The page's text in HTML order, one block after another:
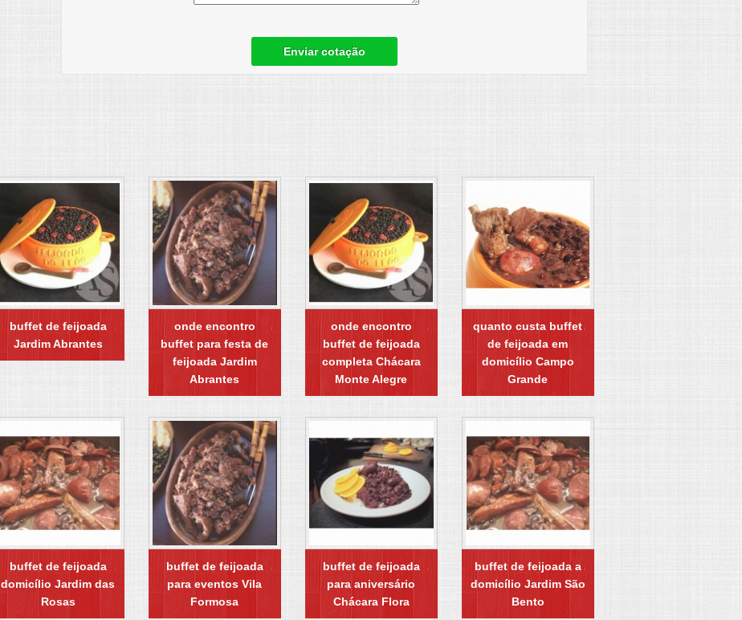
Enviar cotação
buffet de feijoada
Jardim Abrantes
onde encontro
buffet para festa de
feijoada Jardim
Abrantes
onde encontro
buffet de feijoada
completa Chácara
Monte Alegre
quanto custa buffet
de feijoada em
domicílio Campo
Grande
buffet de feijoada
domicílio Jardim das
Rosas
buffet de feijoada
para eventos Vila
Formosa
buffet de feijoada
para aniversário
Chácara Flora
buffet de feijoada a
domicílio Jardim São
Bento